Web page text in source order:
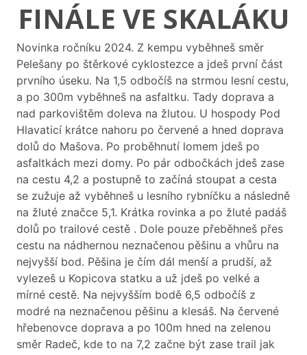
FINÁLE VE SKALÁKU
Novinka ročníku 2024. Z kempu vyběhneš směr
Pelešany po štěrkové cyklostezce a jdeš první část
prvního úseku. Na 1,5 odbočíš na strmou lesní cestu,
a po 300m vyběhneš na asfaltku. Tady doprava a
nad parkovištěm doleva na žlutou. U hospody Pod
Hlavaticí krátce nahoru po červené a hned doprava
dolů do Mašova. Po proběhnutí lomem jdeš po
asfaltkách mezi domy. Po pár odbočkách jdeš zase
na cestu 4,2 a postupně to začíná stoupat a cesta
se zužuje až vyběhneš u lesního rybníčku a následně
na žluté značce 5,1. Krátka rovinka a po žluté padáš
dolů po trailové cestě . Dole pouze přeběhneš přes
cestu na nádhernou neznačenou pěšinu a vhůru na
nejvyšší bod. Pěšina je čím dál menší a prudší, až
vylezeš u Kopicova statku a už jdeš po velké a
mírné cestě. Na nejvyšším bodě 6,5 odbočíš z
modré na neznačenou pěšinu a klesáš. Na červené
hřebenovce doprava a po 100m hned na zelenou
směr Radeč, kde to na 7,2 začne být zase trail jak